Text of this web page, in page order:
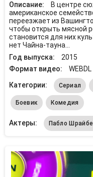
Описание:
В центре
американское
переезжает из
чтобы открыть мясной
становится для них
нет Чайна-тауна...
Год выпуска:
2015
Формат видео:
WEBDL
Категории:
Сериал
Боевик Комедия
Актеры: Пабло